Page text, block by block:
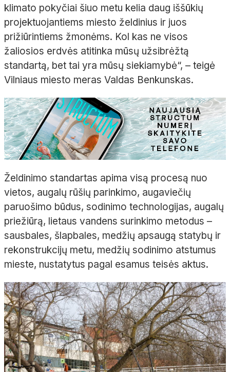
klimato pokyčiai šiuo metu kelia daug iššūkių
projektuojantiems miesto želdinius ir juos
prižiūrintiems žmonėms. Kol kas ne visos
žaliosios erdvės atitinka mūsų užsibrėžtą
standartą, bet tai yra mūsų siekiamybė“, – teigė
Vilniaus miesto meras Valdas Benkunskas.
Želdinimo standartas apima visą procesą nuo
vietos, augalų rūšių parinkimo, augaviečių
paruošimo būdus, sodinimo technologijas, augalų
priežiūrą, lietaus vandens surinkimo metodus –
sausbales, šlapbales, medžių apsaugą statybų ir
rekonstrukcijų metu, medžių sodinimo atstumus
mieste, nustatytus pagal esamus teisės aktus.